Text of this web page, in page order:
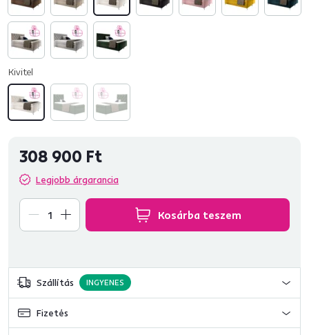
Kivitel
308 900 Ft
Legjobb árgarancia
Kosárba teszem
Szállítás INGYENES
Fizetés